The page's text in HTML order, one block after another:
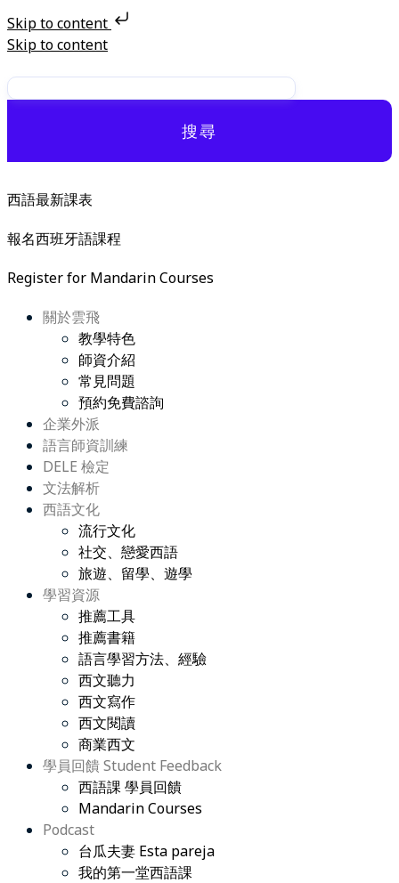
Skip to content
Skip to content
搜尋
西語最新課表
報名西班牙語課程
Register for Mandarin Courses
關於雲飛
教學特色
師資介紹
常見問題
預約免費諮詢
企業外派
語言師資訓練
DELE 檢定
文法解析
西語文化
流行文化
社交、戀愛西語
旅遊、留學、遊學
學習資源
推薦工具
推薦書籍
語言學習方法、經驗
西文聽力
西文寫作
西文閱讀
商業西文
學員回饋 Student Feedback
西語課 學員回饋
Mandarin Courses
Podcast
台瓜夫妻 Esta pareja
我的第一堂西語課